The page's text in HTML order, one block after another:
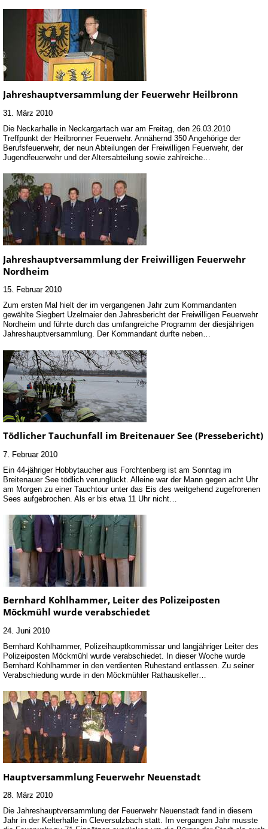
Jahreshauptversammlung der Feuerwehr Heilbronn
31. März 2010
Die Neckarhalle in Neckargartach war am Freitag, den 26.03.2010
Treffpunkt der Heilbronner Feuerwehr. Annähernd 350 Angehörige der
Berufsfeuerwehr, der neun Abteilungen der Freiwilligen Feuerwehr, der
Jugendfeuerwehr und der Altersabteilung sowie zahlreiche…
Jahreshauptversammlung der Freiwilligen Feuerwehr
Nordheim
15. Februar 2010
Zum ersten Mal hielt der im vergangenen Jahr zum Kommandanten
gewählte Siegbert Uzelmaier den Jahresbericht der Freiwilligen Feuerwehr
Nordheim und führte durch das umfangreiche Programm der diesjährigen
Jahreshauptversammlung. Der Kommandant durfte neben…
Tödlicher Tauchunfall im Breitenauer See (Pressebericht)
7. Februar 2010
Ein 44-jähriger Hobbytaucher aus Forchtenberg ist am Sonntag im
Breitenauer See tödlich verunglückt. Alleine war der Mann gegen acht Uhr
am Morgen zu einer Tauchtour unter das Eis des weitgehend zugefrorenen
Sees aufgebrochen. Als er bis etwa 11 Uhr nicht…
Bernhard Kohlhammer, Leiter des Polizeiposten
Möckmühl wurde verabschiedet
24. Juni 2010
Bernhard Kohlhammer, Polizeihauptkommissar und langjähriger Leiter des
Polizeiposten Möckmühl wurde verabschiedet. In dieser Woche wurde
Bernhard Kohlhammer in den verdienten Ruhestand entlassen. Zu seiner
Verabschiedung wurde in den Möckmühler Rathauskeller…
Hauptversammlung Feuerwehr Neuenstadt
28. März 2010
Die Jahreshauptversammlung der Feuerwehr Neuenstadt fand in diesem
Jahr in der Kelterhalle in Cleversulzbach statt. Im vergangen Jahr musste